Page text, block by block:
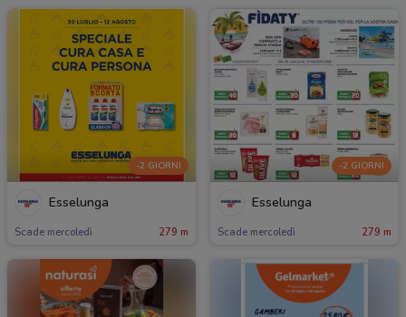
-2 GIORNI
Esselunga
Scade mercoledì 279 m
-2 GIORNI
Esselunga
Scade mercoledì 279 m